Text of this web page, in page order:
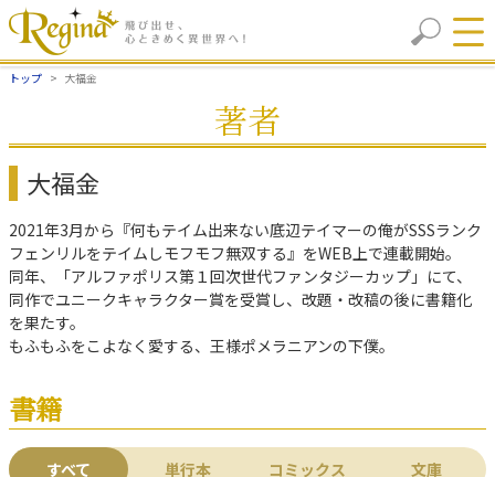
トップ 大福金
著者
大福金
2021年3月から『何もテイム出来ない底辺テイマーの俺がSSSランク
フェンリルをテイムしモフモフ無双する』をWEB上で連載開始。
同年、「アルファポリス第１回次世代ファンタジーカップ」にて、
同作でユニークキャラクター賞を受賞し、改題・改稿の後に書籍化
を果たす。
もふもふをこよなく愛する、王様ポメラニアンの下僕。
書籍
すべて 単行本 コミックス 文庫